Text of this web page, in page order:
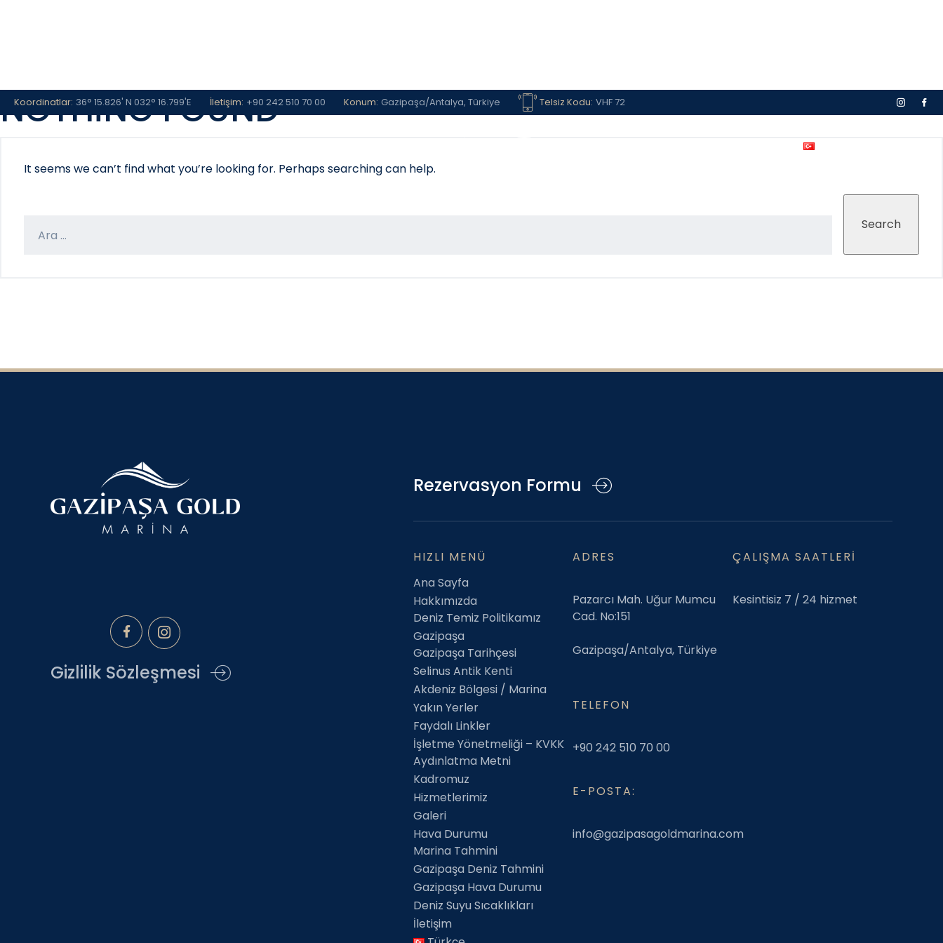
Skip
to
Koordinatlar: 36° 15.826' N 032° 16.799'E İletişim: +90 242 510 70 00 Konum: Gazipaşa/Antalya, Türkiye Telsiz Kodu: VHF 72
NOTHING FOUND
It seems we can’t find what you’re looking for. Perhaps searching can help.
Search
Gizlilik Sözleşmesi
Rezervasyon Formu
HIZLI MENÜ
Ana Sayfa
Hakkımızda
Deniz Temiz Politikamız
Gazipaşa
Gazipaşa Tarihçesi
Selinus Antik Kenti
Akdeniz Bölgesi / Marina
Yakın Yerler
Faydalı Linkler
İşletme Yönetmeliği – KVKK
Aydınlatma Metni
Kadromuz
Hizmetlerimiz
Galeri
Hava Durumu
Marina Tahmini
Gazipaşa Deniz Tahmini
Gazipaşa Hava Durumu
Deniz Suyu Sıcaklıkları
İletişim
ADRES
Pazarcı Mah. Uğur Mumcu
Cad. No:151
Gazipaşa/Antalya, Türkiye
TELEFON
+90 242 510 70 00
E-POSTA:
info@gazipasagoldmarina.com
ÇALIŞMA SAATLERI
Kesintisiz 7 / 24 hizmet